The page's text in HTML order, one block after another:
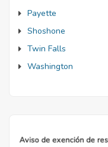
Payette
Shoshone
Twin Falls
Washington